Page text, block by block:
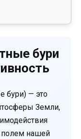
бури
бури) — это
Земли,
полем нашей